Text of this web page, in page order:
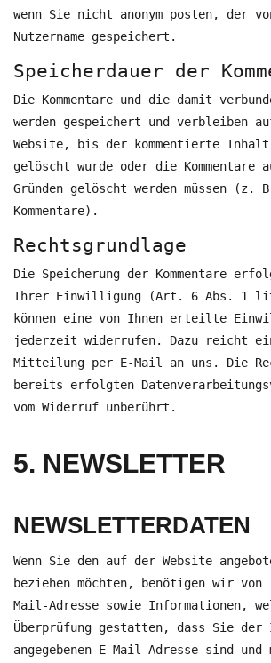
wenn Sie nicht anonym posten, der
Nutzername gespeichert.
Speicherdauer der
Die Kommentare und die damit
werden gespeichert und verbleiben
Website, bis der kommentierte
gelöscht wurde oder die Kommentare
Gründen gelöscht werden müssen (z.
Kommentare).
Rechtsgrundlage
Die Speicherung der Kommentare
Ihrer Einwilligung (Art. 6 Abs. 1 lit.
können eine von Ihnen erteilte
jederzeit widerrufen. Dazu reicht
Mitteilung per E-Mail an uns. Die
bereits erfolgten
vom Widerruf unberührt.
5. NEWSLETTER
NEWSLETTER­DATEN
Wenn Sie den auf der Website
beziehen möchten, benötigen wir von
Mail-Adresse sowie Informationen,
Überprüfung gestatten, dass Sie der
angegebenen E-Mail-Adresse sind und